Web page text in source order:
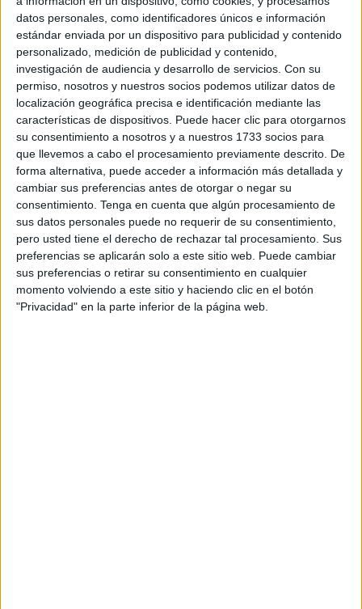
datos personales, como identificadores únicos e información
estándar enviada por un dispositivo para publicidad y contenido
personalizado, medición de publicidad y contenido,
investigación de audiencia y desarrollo de servicios. Con su
permiso, nosotros y nuestros socios podemos utilizar datos de
localización geográfica precisa e identificación mediante las
características de dispositivos. Puede hacer clic para otorgarnos
su consentimiento a nosotros y a nuestros 1733 socios para
que llevemos a cabo el procesamiento previamente descrito. De
forma alternativa, puede acceder a información más detallada y
cambiar sus preferencias antes de otorgar o negar su
consentimiento. Tenga en cuenta que algún procesamiento de
sus datos personales puede no requerir de su consentimiento,
pero usted tiene el derecho de rechazar tal procesamiento. Sus
preferencias se aplicarán solo a este sitio web. Puede cambiar
sus preferencias o retirar su consentimiento en cualquier
momento volviendo a este sitio y haciendo clic en el botón
"Privacidad" en la parte inferior de la página web.
la decimonovena edición de este galardón. Consulta aquí
la biografía del ganador.
Según ha explicado la consejera de Educación, Cultura,
Juventud y Deportes, Pilar Orozco, esta elección se debe
al "contribución a la justicia y la igualdad como condición
de la convivencia y la paz".
Aunque aún es pronto para hablar de fechas concretas, ya
que han informado que tienen que ponerse de acuerdo
con el propio cantautor para cuadrar agendas, es intención
del propiojuradoque este premio se otorgue antes de
finalizar el presente año.